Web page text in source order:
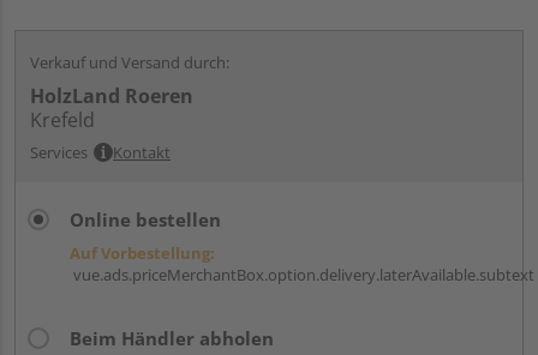
Verkauf und Versand durch:
HolzLand Roeren
Krefeld
Services Kontakt
Online bestellen
Auf Vorbestellung:
vue.ads.priceMerchantBox.option.delivery.laterAvailable.subtext
Beim Händler abholen